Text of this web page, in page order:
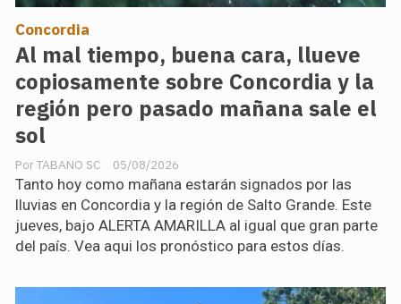
Al mal tiempo, buena cara, llueve
copiosamente sobre Concordia y la
región pero pasado mañana sale el
sol
TABANO SC
Concordia
05/08/2026
Tanto hoy como mañana estarán signados por las
lluvias en Concordia y la región de Salto Grande. Este
jueves, bajo ALERTA AMARILLA al igual que gran parte
del país. Vea aqui los pronóstico para estos días.